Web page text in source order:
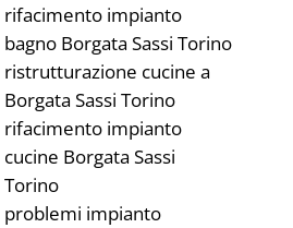
rifacimento impianto
bagno Borgata Sassi Torino
ristrutturazione cucine a
Borgata Sassi Torino
rifacimento impianto
cucine Borgata Sassi
Torino
problemi impianto